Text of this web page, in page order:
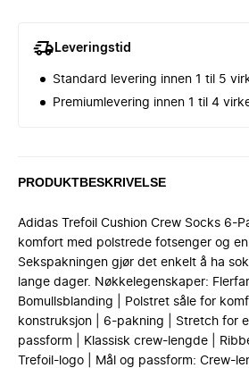
Leveringstid
Standard levering innen 1 til 5
Premiumlevering innen 1 til 4
PRODUKTBESKRIVELSE
Adidas Trefoil Cushion Crew Socks 6-
komfort med polstrede fotsenger og
Sekspakningen gjør det enkelt å ha
lange dager. Nøkkelegenskaper:
Bomullsblanding | Polstret såle for
konstruksjon | 6-pakning | Stretch for
passform | Klassisk crew-lengde |
Trefoil-logo | Mål og passform: Crew-